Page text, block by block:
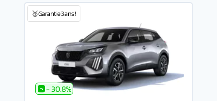
🥉Garantie 3 ans !
- 30.8%